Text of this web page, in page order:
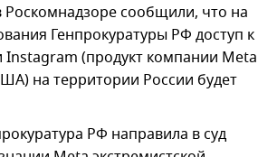
Роскомнадзоре сообщили, что на
Генпрокуратуры РФ доступ к
Instagram (продукт компании Meta
на территории России будет
РФ направила в суд